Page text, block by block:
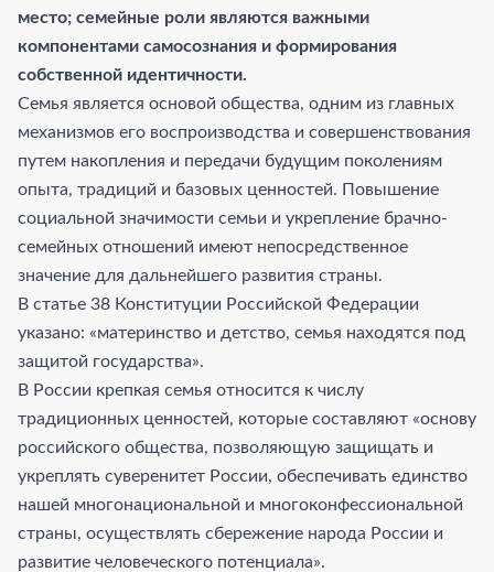
место; семейные роли являются важными
компонентами самосознания и формирования
собственной идентичности.
Семья является основой общества, одним из главных
механизмов его воспроизводства и совершенствования
путем накопления и передачи будущим поколениям
опыта, традиций и базовых ценностей. Повышение
социальной значимости семьи и укрепление брачно-
семейных отношений имеют непосредственное
значение для дальнейшего развития страны.
В статье 38 Конституции Российской Федерации
указано: «материнство и детство, семья находятся под
защитой государства».
В России крепкая семья относится к числу
традиционных ценностей, которые составляют «основу
российского общества, позволяющую защищать и
укреплять суверенитет России, обеспечивать единство
нашей многонациональной и многоконфессиональной
страны, осуществлять сбережение народа России и
развитие человеческого потенциала».